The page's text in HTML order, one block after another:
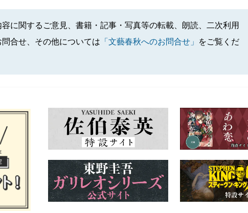
に関するご意見、書籍・記事・写真等の転載、朗読、二次利用
合せ、その他については 「文藝春秋へのお問合せ」
をご覧くだ